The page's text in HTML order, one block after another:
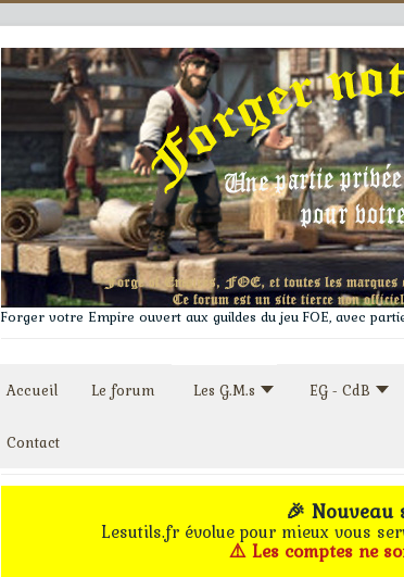
Forger votre Empire ouvert aux guildes du jeu FOE, avec
Accueil Le forum Les G.M.s EG - CdB
Contact
🎉 Nouveau
Lesutils.fr évolue pour mieux vous
⚠️ Les comptes ne